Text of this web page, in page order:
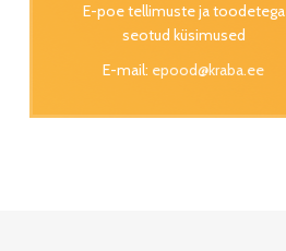
E-poe tellimuste ja toodetega
seotud küsimused
E-mail: epood@kraba.ee